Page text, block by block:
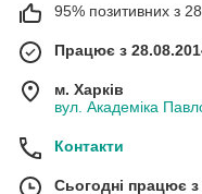
95% позитивних з
Працює з
м. Харків
вул. Академіка
Контакти
Сьогодні працює